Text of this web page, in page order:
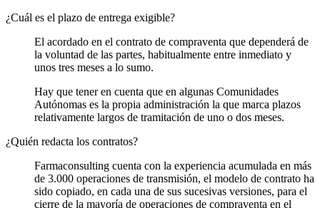
¿Cuál es el plazo de entrega exigible?
El acordado en el contrato de compraventa que dependerá de
la voluntad de las partes, habitualmente entre inmediato y
unos tres meses a lo sumo.
Hay que tener en cuenta que en algunas Comunidades
Autónomas es la propia administración la que marca plazos
relativamente largos de tramitación de uno o dos meses.
¿Quién redacta los contratos?
Farmaconsulting cuenta con la experiencia acumulada en más
de 3.000 operaciones de transmisión, el modelo de contrato ha
sido copiado, en cada una de sus sucesivas versiones, para el
cierre de la mayoría de operaciones de compraventa en el